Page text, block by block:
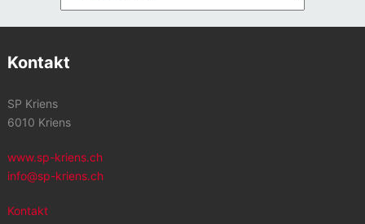
Kontakt
SP Kriens
6010 Kriens
www.sp-kriens.ch
info@sp-kriens.ch
Kontakt